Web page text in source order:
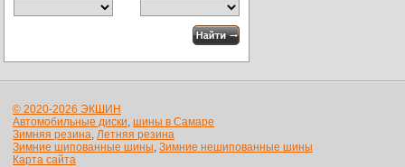
© 2020-2026 ЭКШИН
Автомобильные диски, шины в Самаре
Зимняя резина, Летняя резина
Зимние шипованные шины, Зимние нешипованные шины
Карта сайта